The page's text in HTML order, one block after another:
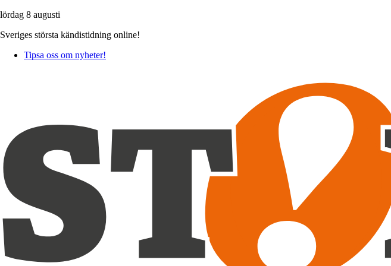
lördag 8 augusti
Sveriges största kändistidning online!
Tipsa oss om nyheter!